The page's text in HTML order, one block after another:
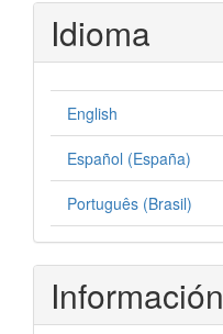
Idioma
English
Español (España)
Português (Brasil)
Información